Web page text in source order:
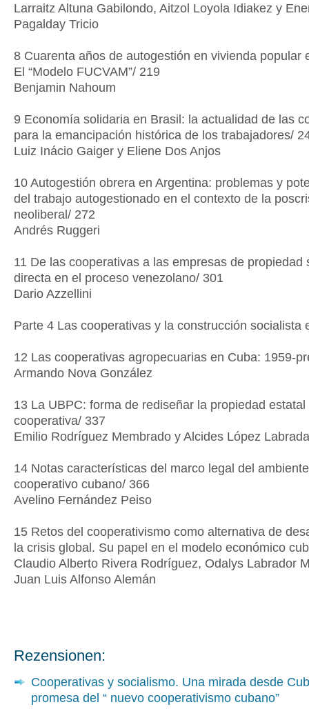
Larraitz Altuna Gabilondo, Aitzol Loyola Idiakez y
Pagalday Tricio
8 Cuarenta años de autogestión en vivienda popular
El “Modelo FUCVAM”/ 219
Benjamin Nahoum
9 Economía solidaria en Brasil: la actualidad de las
para la emancipación histórica de los trabajadores/
Luiz Inácio Gaiger y Eliene Dos Anjos
10 Autogestión obrera en Argentina: problemas y
del trabajo autogestionado en el contexto de la
neoliberal/ 272
Andrés Ruggeri
11 De las cooperativas a las empresas de propiedad
directa en el proceso venezolano/ 301
Dario Azzellini
Parte 4 Las cooperativas y la construcción socialista
12 Las cooperativas agropecuarias en Cuba: 1959-
Armando Nova González
13 La UBPC: forma de rediseñar la propiedad
cooperativa/ 337
Emilio Rodríguez Membrado y Alcides López Labrada
14 Notas características del marco legal del ambiente
cooperativo cubano/ 366
Avelino Fernández Peiso
15 Retos del cooperativismo como alternativa de
la crisis global. Su papel en el modelo económico
Claudio Alberto Rivera Rodríguez, Odalys Labrador
Juan Luis Alfonso Alemán
Rezensionen:
Cooperativas y socialismo. Una mirada desde
promesa del “ nuevo cooperativismo cubano”